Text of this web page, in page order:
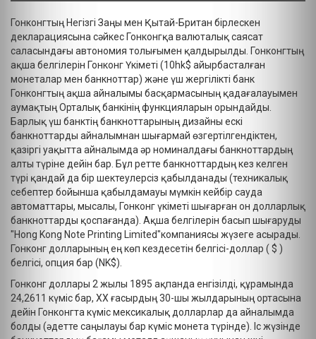
Гонконгтың Негізгі Заңы мен Қытай-Британ бірлескен
декларациясына сәйкес Гонконгқа валюталық саясат
саласындағы автономия толығымен қалдырылды. Гонконгтың
ақша белгілерін Гонконг Үкіметі (10hk$ айырбасталған
монеталар мен банкноттар) және үш жергілікті банк
Гонконгтың ақша айналымы басқармасының қадағалауымен
аумақтың Орталық банкінің функцияларын орындайды.
Барлық үш банктің банкноттарының дизайны ескі
банкноттарды айналымнан шығармай өзгертілгендіктен,
қазіргі уақытта айналымда әр номиналдағы банкноттардың
алты түріне дейін бар. Бұл ретте банкноттардың кез келген
түрі қандай да бір шектеулерсіз қабылданады (техникалық
себептер бойынша қабылдамауы мүмкін кейбір сауда
автоматтары, мысалы, Гонконг үкіметі шығарған он долларлық
банкноттарды қоспағанда). Ақша белгілерін басып шығаруды
"Hong Kong Note Printing Limited"компаниясы жүзеге асырады.
Гонконг долларының ең көп кездесетін белгісі-доллар ( $ )
белгісі, опция бар (NK$).
Гонконг доллары 2 жылы 1895 ақпанда енгізілді, құрамында
24,2611 күміс бар, ХХ ғасырдың 30-шы жылдарының ортасына
дейін Гонконгта күміс мексикалық долларлар да айналымда
болды (әдетте саңылауы бар күміс монета түрінде). Іс жүзінде